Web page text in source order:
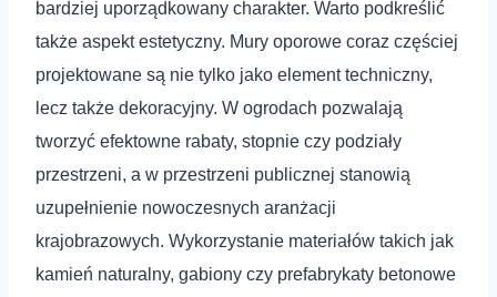
bardziej uporządkowany charakter. Warto podkreślić
także aspekt estetyczny. Mury oporowe coraz częściej
projektowane są nie tylko jako element techniczny,
lecz także dekoracyjny. W ogrodach pozwalają
tworzyć efektowne rabaty, stopnie czy podziały
przestrzeni, a w przestrzeni publicznej stanowią
uzupełnienie nowoczesnych aranżacji
krajobrazowych. Wykorzystanie materiałów takich jak
kamień naturalny, gabiony czy prefabrykaty betonowe